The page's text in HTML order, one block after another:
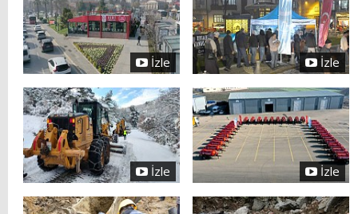
İzle İzle
İzle İzle